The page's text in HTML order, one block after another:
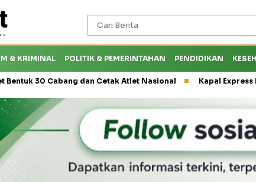
& KRIMINAL POLITIK & PEMERINTAHAN PENDIDIKAN
dan Cetak Atlet Nasional Kapal Express Bahari 3F